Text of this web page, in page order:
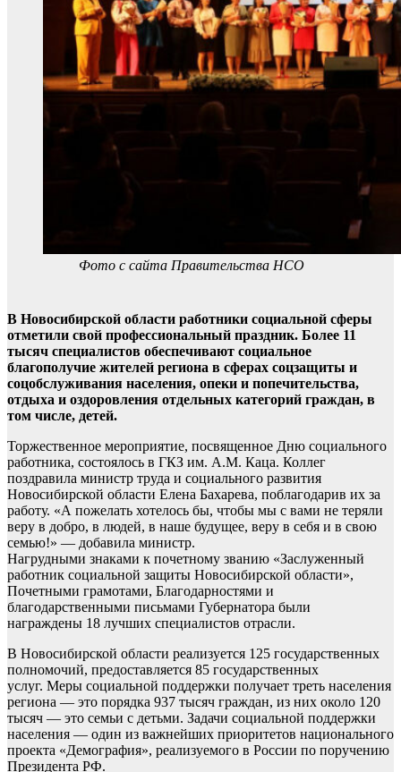
Фото с сайта Правительства НСО
В Новосибирской области работники социальной сферы
отметили свой профессиональный праздник. Более 11
тысяч специалистов обеспечивают социальное
благополучие жителей региона в сферах соцзащиты и
соцобслуживания населения, опеки и попечительства,
отдыха и оздоровления отдельных категорий граждан, в
том числе, детей.
Торжественное мероприятие, посвященное Дню социального
работника, состоялось в ГКЗ им. А.М. Каца. Коллег
поздравила министр труда и социального развития
Новосибирской области Елена Бахарева, поблагодарив их за
работу. «А пожелать хотелось бы, чтобы мы с вами не теряли
веру в добро, в людей, в наше будущее, веру в себя и в свою
семью!» — добавила министр.
Нагрудными знаками к почетному званию «Заслуженный
работник социальной защиты Новосибирской области»,
Почетными грамотами, Благодарностями и
благодарственными письмами Губернатора были
награждены 18 лучших специалистов отрасли.
В Новосибирской области реализуется 125 государственных
полномочий, предоставляется 85 государственных
услуг. Меры социальной поддержки получает треть населения
региона — это порядка 937 тысяч граждан, из них около 120
тысяч — это семьи с детьми. Задачи социальной поддержки
населения — один из важнейших приоритетов национального
проекта «Демография», реализуемого в России по поручению
Президента РФ.